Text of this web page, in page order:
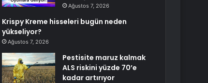
Ağustos 7, 2026
Krispy Kreme hisseleri bugün neden
yükseliyor?
Ağustos 7, 2026
Pestisite maruz kalmak
ALS riskini yüzde 70’e
kadar artırıyor